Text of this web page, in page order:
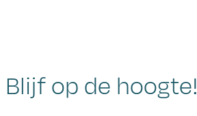
Blijf op de hoogte!